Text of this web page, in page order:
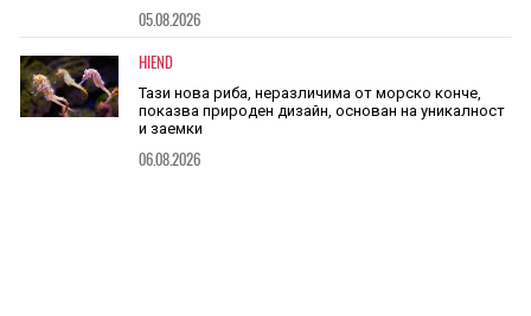
05.08.2026
HIEND
Тази нова риба, неразличима от морско конче,
показва природен дизайн, основан на уникалност
и заемки
06.08.2026